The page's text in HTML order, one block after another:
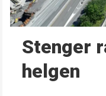
Stenger
helgen